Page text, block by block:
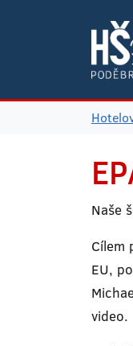
Naše
Cílem
EU,
video.